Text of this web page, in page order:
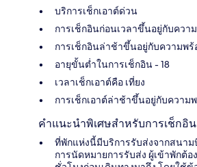
บริการเช็กเอาต์ด่วน
การเช็กอินก่อนเวลาขึ้นอยู่กับควา
การเช็กอินล่าช้าขึ้นอยู่กับความพร้
อายุขั้นต่ำในการเช็กอิน - 18
เวลาเช็กเอาต์คือ เที่ยง
การเช็กเอาต์ล่าช้าขึ้นอยู่กับความ
คำแนะนำพิเศษสำหรับการเช็กอิน
ที่พักแห่งนี้มีบริการรับส่งจากสนาม
การนัดหมายการรับส่ง ผู้เข้าพักต้